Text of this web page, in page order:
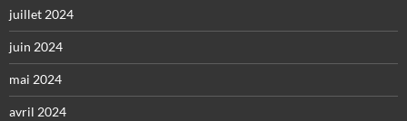
juillet 2024
juin 2024
mai 2024
avril 2024